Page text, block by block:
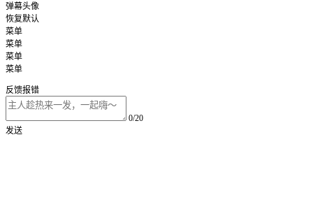
弹幕头像
恢复默认
菜单
菜单
菜单
菜单
反馈报错
0/20
发送